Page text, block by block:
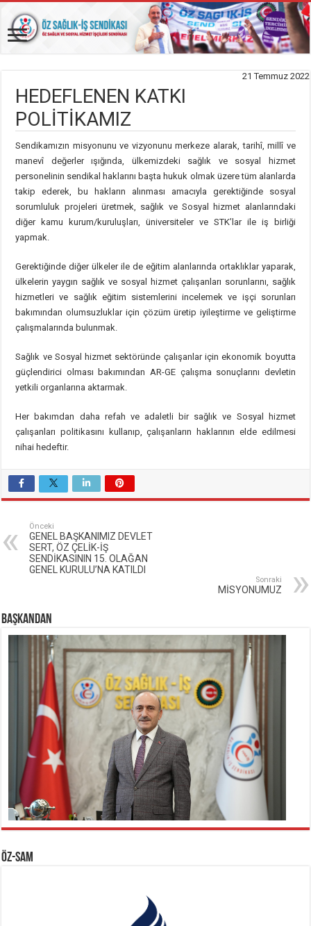
21 Temmuz 2022
HEDEFLENEN KATKI
POLİTİKAMIZ
Sendikamızın misyonunu ve vizyonunu merkeze alarak, tarihî, millî ve
manevî değerler ışığında, ülkemizdeki sağlık ve sosyal hizmet
personelinin sendikal haklarını başta hukuk olmak üzere tüm alanlarda
takip ederek, bu hakların alınması amacıyla gerektiğinde sosyal
sorumluluk projeleri üretmek, sağlık ve Sosyal hizmet alanlarındaki
diğer kamu kurum/kuruluşları, üniversiteler ve STK’lar ile iş birliği
yapmak.
Gerektiğinde diğer ülkeler ile de eğitim alanlarında ortaklıklar yaparak,
ülkelerin yaygın sağlık ve sosyal hizmet çalışanları sorunlarını, sağlık
hizmetleri ve sağlık eğitim sistemlerini incelemek ve işçi sorunları
bakımından olumsuzluklar için çözüm üretip iyileştirme ve geliştirme
çalışmalarında bulunmak.
Sağlık ve Sosyal hizmet sektöründe çalışanlar için ekonomik boyutta
güçlendirici olması bakımından AR-GE çalışma sonuçlarını devletin
yetkili organlarına aktarmak.
Her bakımdan daha refah ve adaletli bir sağlık ve Sosyal hizmet
çalışanları politikasını kullanıp, çalışanların haklarının elde edilmesi
nihai hedeftir.
Önceki
GENEL BAŞKANIMIZ DEVLET
SERT, ÖZ ÇELİK-İŞ
SENDİKASININ 15. OLAĞAN
GENEL KURULU’NA KATILDI
Sonraki
MİSYONUMUZ
BAŞKANDAN
ÖZ-SAM